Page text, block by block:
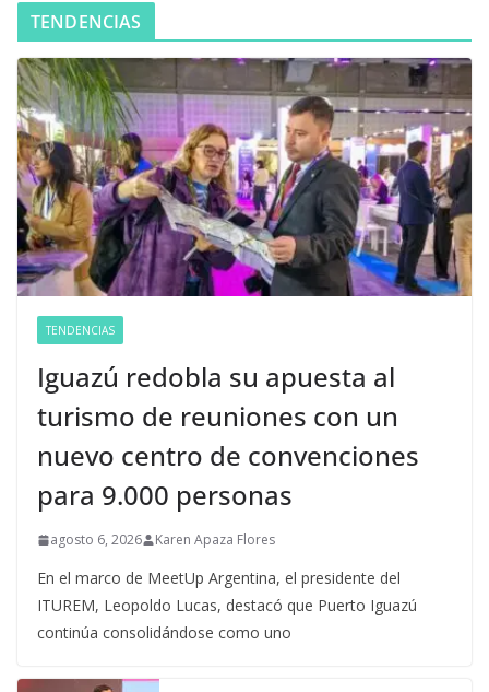
TENDENCIAS
TENDENCIAS
Iguazú redobla su apuesta al
turismo de reuniones con un
nuevo centro de convenciones
para 9.000 personas
agosto 6, 2026 Karen Apaza Flores
En el marco de MeetUp Argentina, el presidente del
ITUREM, Leopoldo Lucas, destacó que Puerto Iguazú
continúa consolidándose como uno